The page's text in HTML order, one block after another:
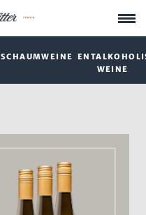
SCHAUMWEINE
WEINE